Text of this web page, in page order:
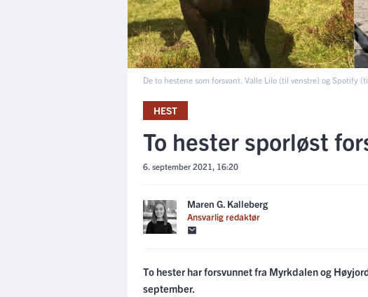
De to hestene som forsvant. Valle Lilo (til venstre) og Spotify
HEST
To hester sporløst
6. september 2021, 16:20
Maren G. Kalleberg
Ansvarlig redaktør
To hester har forsvunnet fra Myrkdalen og
september.